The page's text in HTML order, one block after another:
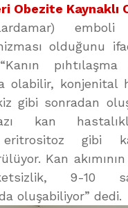
Obezite Kaynaklı
emboli
olduğunu
pıhtılaşma
olabilir, konjenital
gibi sonradan
kan
gibi
Kan
9-10
oluşabiliyor” dedi.